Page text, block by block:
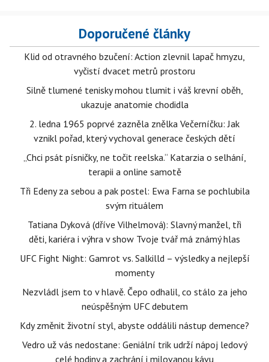
Doporučené články
Klid od otravného bzučení: Action zlevnil lapač hmyzu,
vyčistí dvacet metrů prostoru
Silně tlumené tenisky mohou tlumit i váš krevní oběh,
ukazuje anatomie chodidla
2. ledna 1965 poprvé zazněla znělka Večerníčku: Jak
vznikl pořad, který vychoval generace českých dětí
„Chci psát písničky, ne točit reelska.“ Katarzia o selhání,
terapii a online samotě
Tři Edeny za sebou a pak postel: Ewa Farna se pochlubila
svým rituálem
Tatiana Dyková (dříve Vilhelmová): Slavný manžel, tři
děti, kariéra i výhra v show Tvoje tvář má známý hlas
UFC Fight Night: Gamrot vs. Salkilld – výsledky a nejlepší
momenty
Nezvládl jsem to v hlavě. Čepo odhalil, co stálo za jeho
neúspěšným UFC debutem
Kdy změnit životní styl, abyste oddálili nástup demence?
Vedro už vás nedostane: Geniální trik udrží nápoj ledový
celé hodiny a zachrání i milovanou kávu